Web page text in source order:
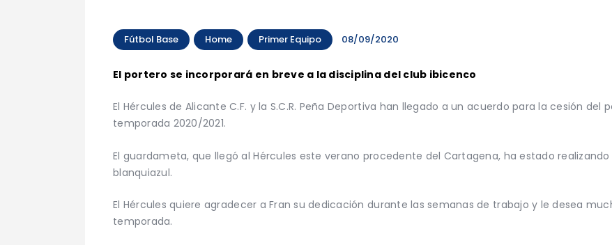
Fútbol Base Home Primer Equipo 08/09/2020
El portero se incorporará en breve a la disciplina del club ibicenco
El Hércules de Alicante C.F. y la S.C.R. Peña Deportiva han llegado a un acuerdo para la cesión del
temporada 2020/2021.
El guardameta, que llegó al Hércules este verano procedente del Cartagena, ha estado
blanquiazul.
El Hérculesquiere agradecer a Fran su dedicación durante las semanas de trabajo y le desea
temporada.